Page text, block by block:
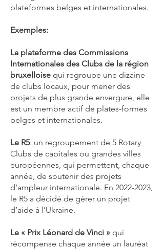
plateformes belges et internationales.
Exemples:
La plateforme des Commissions
Internationales des Clubs de la région
bruxelloise qui regroupe une dizaine
de clubs locaux, pour mener des
projets de plus grande envergure, elle
est un membre actif de plates-formes
belges et internationales.
Le R5: un regroupement de 5 Rotary
Clubs de capitales ou grandes villes
européennes, qui permettent, chaque
année, de soutenir des projets
d’ampleur internationale. En 2022-2023,
le R5 a décidé de gérer un projet
d’aide à l’Ukraine.
Le « Prix Léonard de Vinci » qui
récompense chaque année un lauréat